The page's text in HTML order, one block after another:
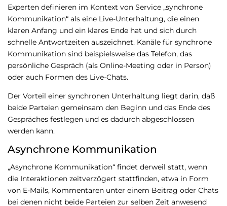
Experten definieren im Kontext von Service „synchrone
Kommunikation“ als eine Live-Unterhaltung, die einen
klaren Anfang und ein klares Ende hat und sich durch
schnelle Antwortzeiten auszeichnet. Kanäle für synchrone
Kommunikation sind beispielsweise das Telefon, das
persönliche Gespräch (als Online-Meeting oder in Person)
oder auch Formen des Live-Chats.
Der Vorteil einer synchronen Unterhaltung liegt darin, daß
beide Parteien gemeinsam den Beginn und das Ende des
Gespräches festlegen und es dadurch abgeschlossen
werden kann.
Asynchrone Kommunikation
„Asynchrone Kommunikation“ findet derweil statt, wenn
die Interaktionen zeitverzögert stattfinden, etwa in Form
von E-Mails, Kommentaren unter einem Beitrag oder Chats
bei denen nicht beide Parteien zur selben Zeit anwesend